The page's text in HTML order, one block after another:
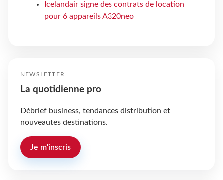
Icelandair signe des contrats de location
pour 6 appareils A320neo
NEWSLETTER
La quotidienne pro
Débrief business, tendances distribution et
nouveautés destinations.
Je m'inscris